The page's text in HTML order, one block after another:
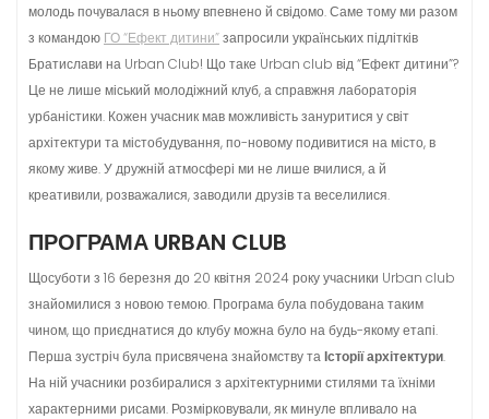
молодь почувалася в ньому впевнено й свідомо. Саме тому ми разом
з командою ГО “Ефект дитини”запросили українських підлітків
Братислави на Urban Club! Що таке Urban club від “Ефект дитини”?
Це не лише міський молодіжний клуб, а справжня лабораторія
урбаністики. Кожен учасник мав можливість зануритися у світ
архітектури та містобудування, по-новому подивитися на місто, в
якому живе. У дружній атмосфері ми не лише вчилися, а й
креативили, розважалися, заводили друзів та веселилися.
ПРОГРАМА URBAN CLUB
Щосуботи з 16 березня до 20 квітня 2024 року учасники Urban club
знайомилися з новою темою. Програма була побудована таким
чином, що приєднатися до клубу можна було на будь-якому етапі.
Перша зустріч була присвячена знайомству таІсторії архітектури.
На ній учасники розбиралися з архітектурними стилями та їхніми
характерними рисами. Розмірковували, як минуле впливало на